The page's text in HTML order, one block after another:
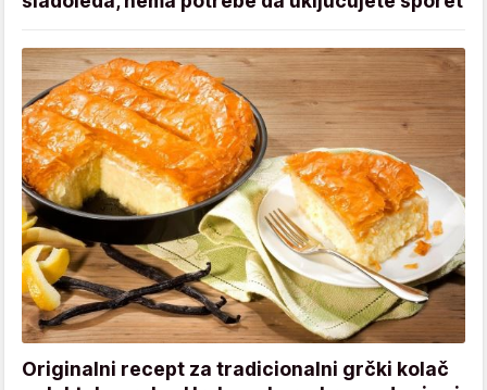
Originalni recept za tradicionalni grčki kolač